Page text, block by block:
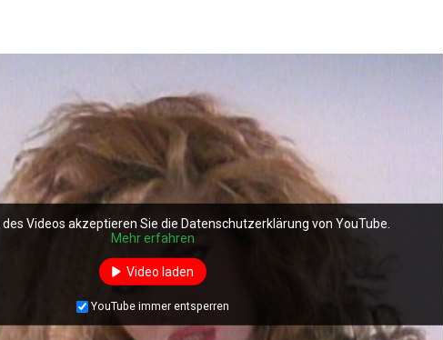
Videos akzeptieren Sie die Datenschutzerklärung von YouTube.
Mehr erfahren
Video laden
YouTube immer entsperren